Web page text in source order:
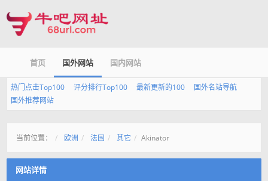
首页 国外网站 国内网站
热门点击Top100 评分排行Top100 最新更新的100
国外名站导航
国外推荐网站
当前位置： 欧洲 法国 其它 Akinator
网站详情